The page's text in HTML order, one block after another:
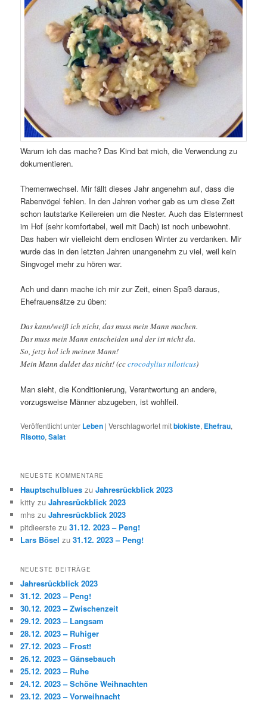
Warum ich das mache? Das Kind bat mich, die Verwendung zu
dokumentieren.
Themenwechsel. Mir fällt dieses Jahr angenehm auf, dass die
Rabenvögel fehlen. In den Jahren vorher gab es um diese Zeit
schon lautstarke Keilereien um die Nester. Auch das Elsternnest
im Hof (sehr komfortabel, weil mit Dach) ist noch unbewohnt.
Das haben wir vielleicht dem endlosen Winter zu verdanken. Mir
wurde das in den letzten Jahren unangenehm zu viel, weil kein
Singvogel mehr zu hören war.
Ach und dann mache ich mir zur Zeit, einen Spaß daraus,
Ehefrauensätze zu üben:
Das kann/weiß ich nicht, das muss mein Mann machen.
Das muss mein Mann entscheiden und der ist nicht da.
So, jetzt hol ich meinen Mann!
Mein Mann duldet das nicht! (cccrocodylius niloticus)
Man sieht, die Konditionierung, Verantwortung an andere,
vorzugsweise Männer abzugeben, ist wohlfeil.
Veröffentlicht unter Leben |Verschlagwortet mitbiokiste, Ehefrau,
Risotto,Salat
NEUESTE KOMMENTARE
Hauptschulblues zuJahresrückblick 2023
kitty zuJahresrückblick 2023
mhs zuJahresrückblick 2023
pitdieerste zu31.12. 2023 – Peng!
Lars Bösel zu31.12. 2023 – Peng!
NEUESTE BEITRÄGE
Jahresrückblick 2023
31.12. 2023 – Peng!
30.12. 2023 – Zwischenzeit
29.12. 2023 – Langsam
28.12. 2023 – Ruhiger
27.12. 2023 – Frost!
26.12. 2023 – Gänsebauch
25.12. 2023 – Ruhe
24.12. 2023 – Schöne Weihnachten
23.12. 2023 – Vorweihnacht